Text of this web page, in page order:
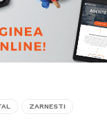
ZARNESTI